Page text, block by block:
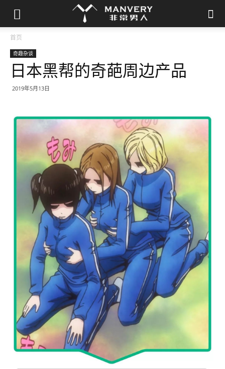
首页
奇趣杂谈
日本黑帮的奇葩周边产品
2019年5月13日